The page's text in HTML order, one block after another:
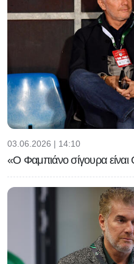
03.06.2026 | 14:10
«Ο Φαμπιάνο σίγουρα είναι